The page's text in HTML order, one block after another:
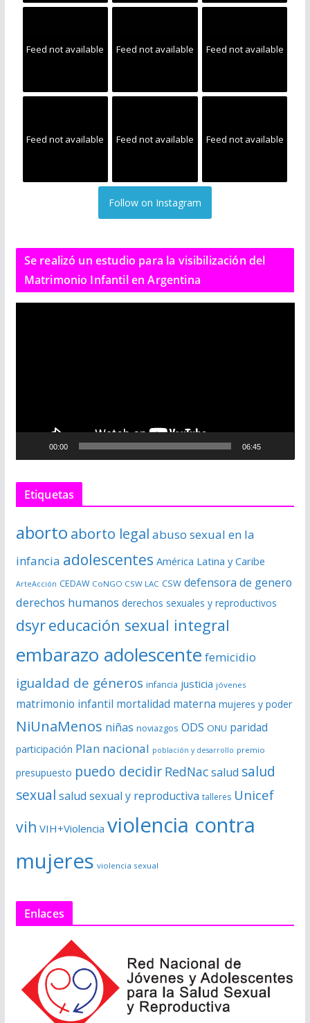
Feed not available Feed not available Feed not available
Feed not available Feed not available Feed not available
Follow on Instagram
Se realizó un estudio para la visibilización del
Matrimonio Infantil en Argentina
c
r
v
e
o
00:00 06:45
Etiquetas
aborto aborto legal abuso sexual en la
infancia adolescentes América Latina y Caribe
ArteAcción CEDAW CoNGO CSW LAC CSW defensora de genero
derechos humanos derechos sexuales y reproductivos
dsyreducación sexual integral
embarazo adolescente femicidio
igualdad de géneros infancia justicia jóvenes
matrimonio infantil mortalidad materna mujeres y poder
NiUnaMenos niñas noviazgos ODS ONU paridad
participación Plan nacional población y desarrollo premio
presupuesto puedo decidir RedNacsalud salud
sexual salud sexual y reproductiva talleres Unicef
vih VIH+Violencia violencia contra
mujeres violencia sexual
Enlaces